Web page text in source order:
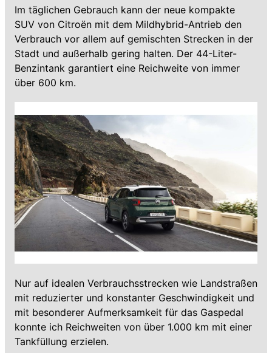
Im täglichen Gebrauch kann der neue kompakte
SUV von Citroën mit dem Mildhybrid-Antrieb den
Verbrauch vor allem auf gemischten Strecken in der
Stadt und außerhalb gering halten. Der 44-Liter-
Benzintank garantiert eine Reichweite von immer
über 600 km.
Nur auf idealen Verbrauchsstrecken wie Landstraßen
mit reduzierter und konstanter Geschwindigkeit und
mit besonderer Aufmerksamkeit für das Gaspedal
konnte ich Reichweiten von über 1.000 km mit einer
Tankfüllung erzielen.